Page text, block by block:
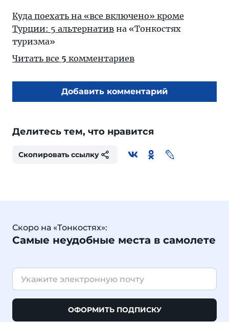
Куда поехать на «все включено» кроме
Турции: 5 альтернатив на «Тонкостях
туризма»
Читать все 5 комментариев
Добавить комментарий
Делитесь тем, что нравится
Скопировать ссылку
Скоро на «Тонкостях»:
Самые неудобные места в самолете
ОФОРМИТЬ ПОДПИСКУ